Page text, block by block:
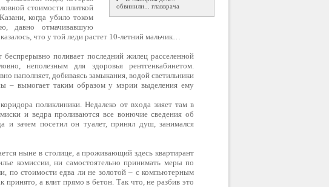
обвинили... главврача
стоимости плиткой
когда убило током
давно отмачивавшую
что у той леди растет 10-летний мальчик…
поливает последний жилец расселенной
неполезным для здоровья рентгенкабинетом.
наполняет, добиваясь замыкания, водой светильники
– вымогает таким образом у мэрии выделения ему
поликлиники. Недалеко от входа зияет там в
и ведра проливаются все вонючие сведения об
и зачем посетил он туалет, принял душ, занимался
ныне в столице, а проживающий здесь квартирант
комиссии, ни самостоятельно принимать меры по
по стоимости едва ли не золотой – с компьютерным
а влит прямо в бетон. Так что, не разбив это